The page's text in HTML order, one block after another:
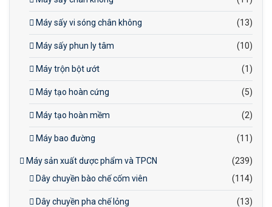
Máy sấy vi sóng chân không (13)
Máy sấy phun ly tâm (10)
Máy trộn bột ướt (1)
Máy tạo hoàn cứng (5)
Máy tạo hoàn mềm (2)
Máy bao đường (11)
Máy sản xuất dược phẩm và TPCN
(239)
Dây chuyền bào chế cốm viên
(114)
Dây chuyền pha chế lỏng (13)